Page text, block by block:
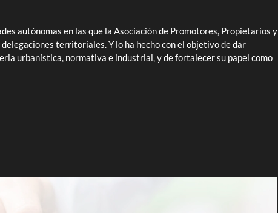
autónomas en las que la Asociación de Promotores, Propietarios y
territoriales. Y lo ha hecho con el objetivo de dar
urbanística, normativa e industrial, y de fortalecer su papel como